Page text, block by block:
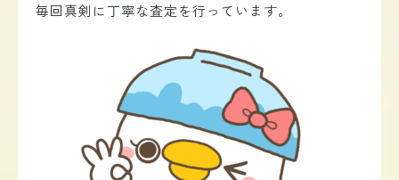
毎回真剣に丁寧な査定を行っています。